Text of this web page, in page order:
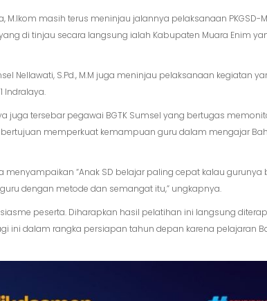
M.Ikom masih terus meninjau jalannya pelaksanaan
di tinjau secara langsung ialah Kabupaten Muara Enim
Nellawati, S.Pd., M.M juga meninjau pelaksanaan kegiatan
Indralaya.
juga tersebar pegawai BGTK Sumsel yang bertugas
memperkuat kemampuan guru dalam mengajar
menyampaikan “Anak SD belajar paling cepat kalau gurunya
guru dengan metode dan semangat itu,” ungkapnya.
peserta. Diharapkan hasil pelatihan ini langsung
ini dalam rangka persiapan tahun depan karena pelajaran